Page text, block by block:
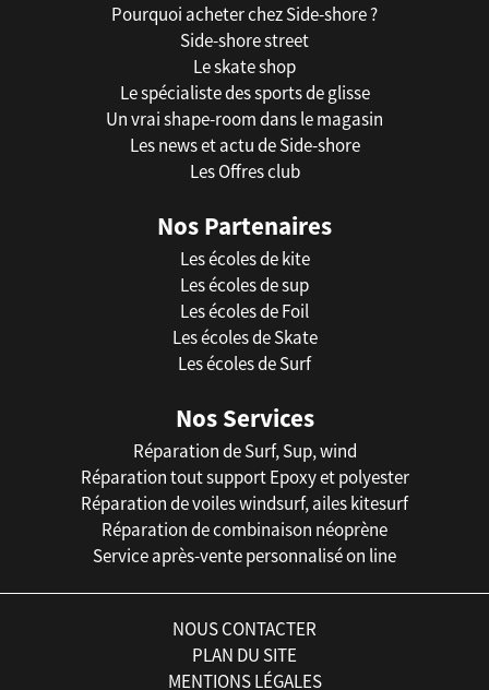
Pourquoi acheter chez Side-shore ?
Side-shore street
Le skate shop
Le spécialiste des sports de glisse
Un vrai shape-room dans le magasin
Les news et actu de Side-shore
Les Offres club
Nos Partenaires
Les écoles de kite
Les écoles de sup
Les écoles de Foil
Les écoles de Skate
Les écoles de Surf
Nos Services
Réparation de Surf, Sup, wind
Réparation tout support Epoxy et polyester
Réparation de voiles windsurf, ailes kitesurf
Réparation de combinaison néoprène
Service après-vente personnalisé on line
NOUS CONTACTER
PLAN DU SITE
MENTIONS LÉGALES